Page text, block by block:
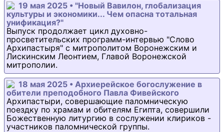
19 мая 2025 • "Новый Вавилон, глобализация
культуры и экономики... Чем опасна тотальная
унификация?"
Выпуск продолжает цикл духовно-
просветительских программ-интервью "Слово
Архипастыря" с митрополитом Воронежским и
Лискинским Леонтием, Главой Воронежской
митрополии.
18 мая 2025 • Архиерейское богослужение в
обители преподобного Павла Фивейского
Архипастыри, совершающие паломническую
поездку по храмам и обителям Египта, совершили
Божественную литургию в сослужении клириков -
участников паломнической группы.